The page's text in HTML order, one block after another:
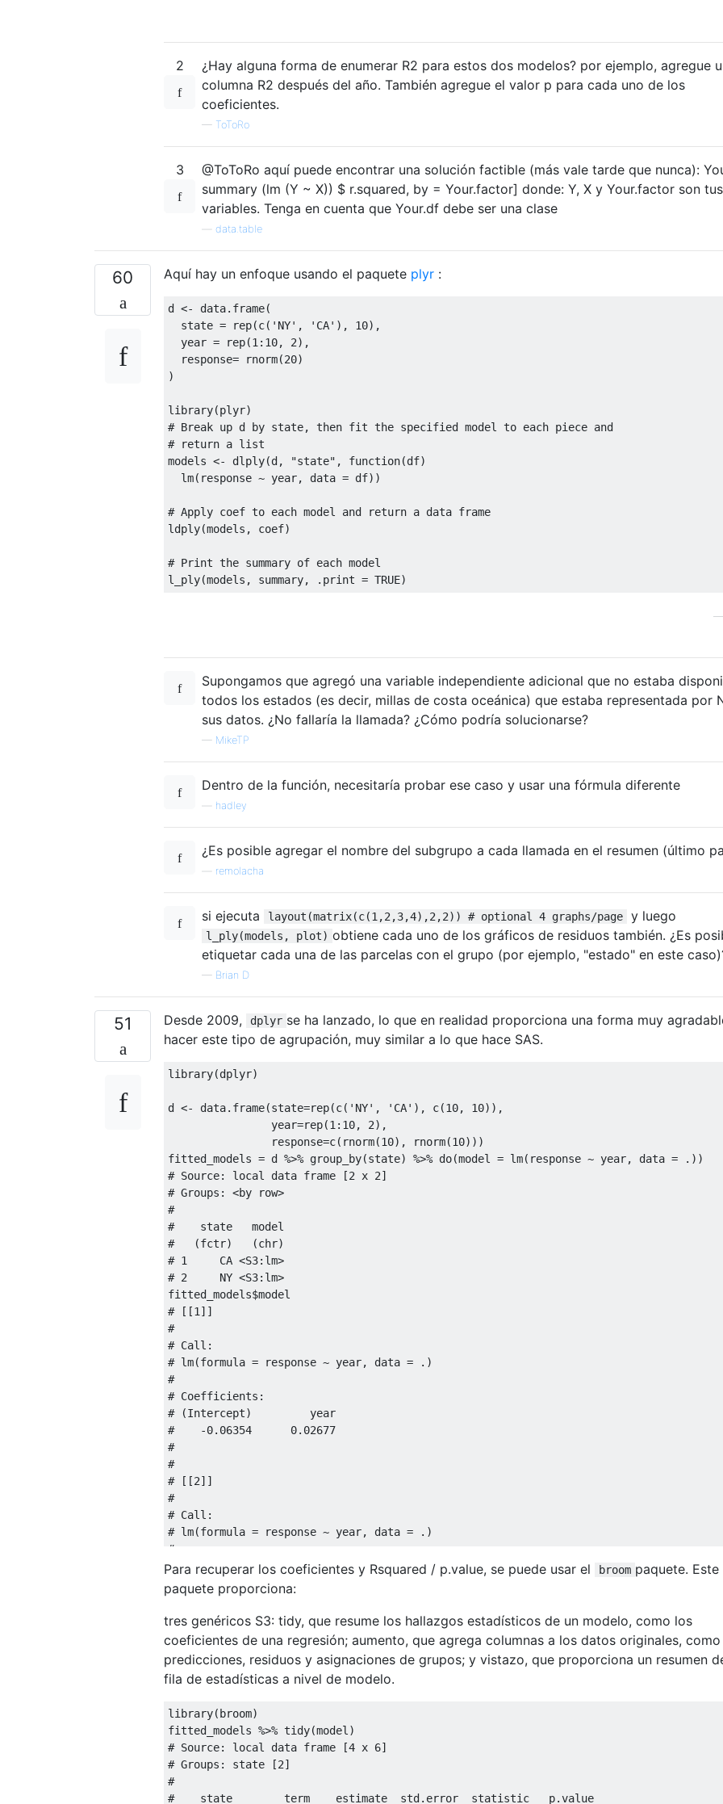
2
¿Hay alguna forma de enumerar R2 para estos dos modelos? por ejemplo, agregue
columna R2 después del año. También agregue el valor p para cada uno de los
coeficientes.
— ToToRo
3
@ToToRo aquí puede encontrar una solución factible (más vale tarde que nunca):
summary (lm (Y ~ X)) $ r.squared, by = Your.factor] donde: Y, X y Your.factor son tus
variables. Tenga en cuenta que Your.df debe ser una clase
data.table
60 Aquí hay un enfoque usando el paquete plyr :
d <- data.frame(
  state
= rep(c( 'NY' , 'CA' ), 10),
  year
= rep(1 : 10, 2),
  response
= rnorm(20)
)
library(plyr)
# Break up d by state, then fit the specified model to each piece and
# return a list
models <- dlply(d, "state" , function(df)
  lm
( response ~ year, data = df))
# Apply coef to each model and return a data frame
ldply(models , coef)
# Print the summary of each model
l_ply(models , summary, .print = TRUE)
—
Supongamos que agregó una variable independiente adicional que no estaba
todos los estados (es decir, millas de costa oceánica) que estaba representada por
sus datos. ¿No fallaría la llamada? ¿Cómo podría solucionarse?
— MikeTP
Dentro de la función, necesitaría probar ese caso y usar una fórmula diferente
hadley
¿Es posible agregar el nombre del subgrupo a cada llamada en el resumen (último
remolacha
si ejecuta layout(matrix(c(1,2,3,4),2,2)) # optional 4 graphs/page y luego
l_ply(models, plot) obtiene cada uno de los gráficos de residuos también. ¿Es
etiquetar cada una de las parcelas con el grupo (por ejemplo, "estado" en este
— Brian D
51 Desde 2009, dplyr se ha lanzado, lo que en realidad proporciona una forma muy
hacer este tipo de agrupación, muy similar a lo que hace SAS.
library(dplyr)
d <- data.frame(state=rep(c( 'NY' , 'CA' ), c(10, 10)),
                year
=rep(1 : 10, 2),
                response
=c( rnorm(10), rnorm(10)))
fitted_models = d %>% group_by(state) %>% do(model = lm( response ~ year, data = . ))
# Source: local data frame [2 x 2]
# Groups: <by row>
#
#    state   model
#   (fctr)   (chr)
# 1     CA <S3:lm>
# 2     NY <S3:lm>
fitted_models$
# [[1]]
#
# Call:
# lm(formula = response ~ year, data = .)
#
# Coefficients:
# (Intercept)         year
#    -0.06354      0.02677
#
#
# [[2]]
#
# Call:
# lm(formula = response ~ year, data = .)
#
# Coefficients:
# (Intercept)         year
#    -0.35136      0.09385
Para recuperar los coeficientes y Rsquared / p.value, se puede usar el broom paquete. Este
paquete proporciona:
tres genéricos S3: tidy, que resume los hallazgos estadísticos de un modelo, como los
coeficientes de una regresión; aumento, que agrega columnas a los datos originales, como
predicciones, residuos y asignaciones de grupos; y vistazo, que proporciona un resumen
fila de estadísticas a nivel de modelo.
library(broom)
fitted_models %>% tidy(model )
# Source: local data frame [4 x 6]
# Groups: state [2]
#
#    state        term    estimate  std.error  statistic   p.value